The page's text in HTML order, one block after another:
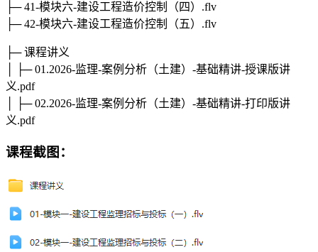
├─ 41-模块六-建设工程造价控制（四）.flv
├─ 42-模块六-建设工程造价控制（五）.flv
├─ 课程讲义
│ ├─ 01.2026-监理-案例分析（土建）-基础精讲-授课版讲
义.pdf
│ ├─ 02.2026-监理-案例分析（土建）-基础精讲-打印版讲
义.pdf
课程截图：